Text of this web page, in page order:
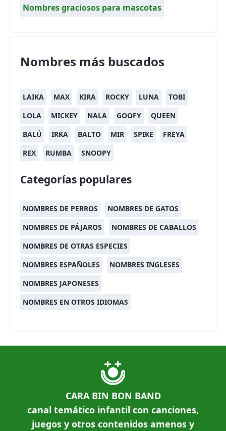
Nombres graciosos para mascotas
Nombres más buscados
LAIKA MAX KIRA ROCKY LUNA
TOBI
LOLA
MICKEY NALA GOOFY
QUEEN
BALÚ
IRKA BALTO MIR SPIKE
FREYA
REX
RUMBA SNOOPY
Categorías populares
NOMBRES DE PERROS
NOMBRES DE GATOS
NOMBRES DE PÁJAROS
NOMBRES DE CABALLOS
NOMBRES DE OTRAS ESPECIES
NOMBRES ESPAÑOLES
NOMBRES INGLESES
NOMBRES JAPONESES
NOMBRES EN OTROS IDIOMAS
CARA BIN BON BAND
canal temático infantil con canciones,
juegos y otros contenidos amenos y